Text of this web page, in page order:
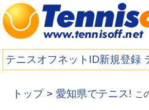
テニスオフネットID新規登録
トップ >愛知県でテニス! こ